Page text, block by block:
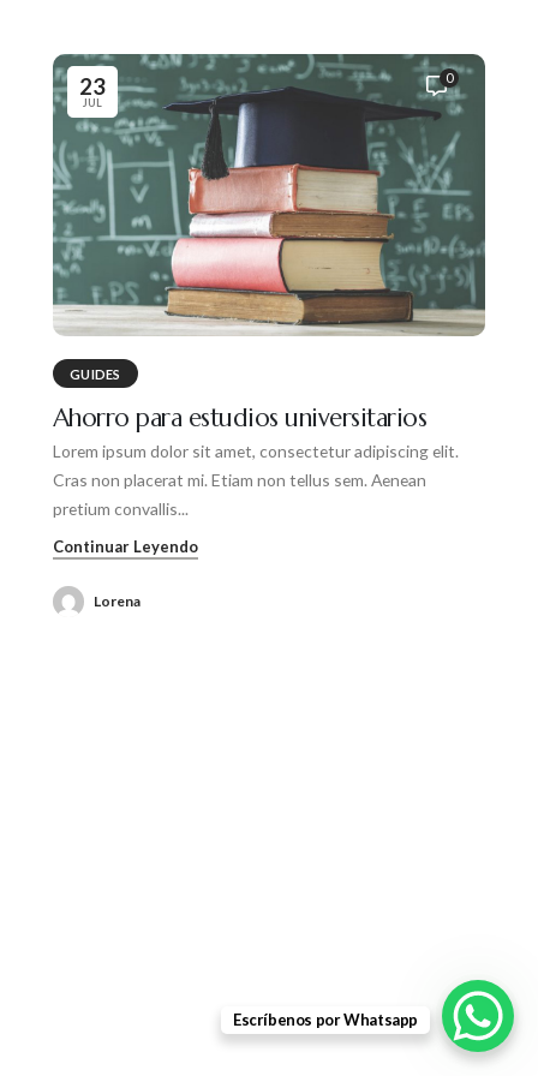
23
JUL
0
GUIDES
Ahorro para estudios universitarios
Lorem ipsum dolor sit amet, consectetur adipiscing elit.
Cras non placerat mi. Etiam non tellus sem. Aenean
pretium convallis...
Continuar Leyendo
Lorena
Escríbenos por Whatsapp